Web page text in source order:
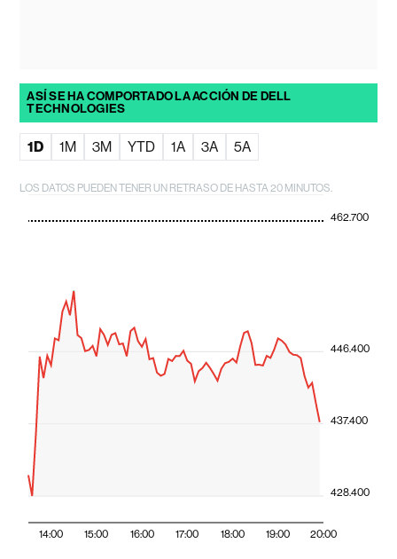
ASÍ SE HA COMPORTADO LA ACCIÓN DE DELL
TECHNOLOGIES
1D 1M 3M YTD 1A 3A 5A
LOS DATOS PUEDEN TENER UN RETRASO DE HASTA 20 MINUTOS.
14:00 15:00 16:00 17:00 18:00 19:00 20:00
428.400
437.400
446.400
462.700